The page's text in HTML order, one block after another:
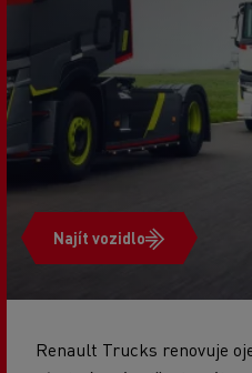
Najít vozidlo
Renault Trucks renovuje